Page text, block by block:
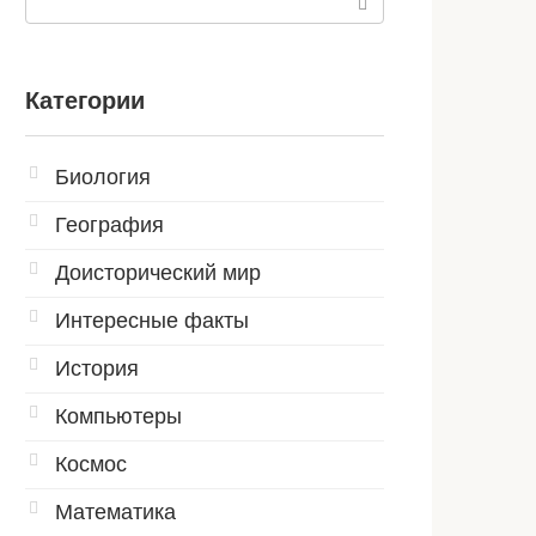
Категории
Биология
География
Доисторический мир
Интересные факты
История
Компьютеры
Космос
Математика